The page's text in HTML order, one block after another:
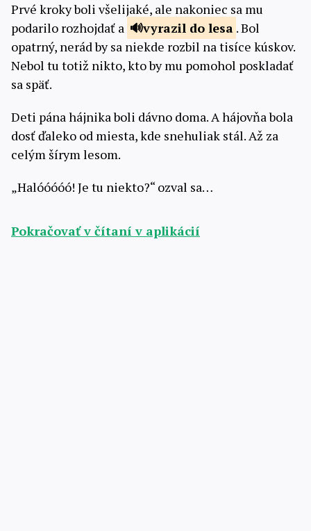
Prvé kroky boli všelijaké, ale nakoniec sa mu
podarilo rozhojdať a
vyrazil do lesa . Bol
opatrný, nerád by sa niekde rozbil na tisíce kúskov.
Nebol tu totiž nikto, kto by mu pomohol poskladať
sa späť.
Deti pána hájnika boli dávno doma. A hájovňa bola
dosť ďaleko od miesta, kde snehuliak stál. Až za
celým šírym lesom.
„Halóóóóó! Je tu niekto?“ ozval sa…
Pokračovať v čítaní v aplikácií